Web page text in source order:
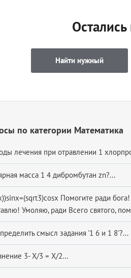
Найти нужный
по категории Математика
лечения при отравлении 1
масса 1 4 дибромбутан zn?...
Помогите ради
Умоляю, ради Всего святого,
смысл задания '1 6 и 1 8'?...
3- X/3 = X/2...